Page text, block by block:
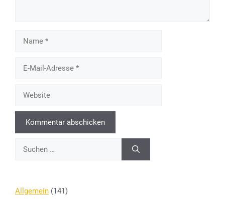
Mail-
nach:
Allgemein (141)